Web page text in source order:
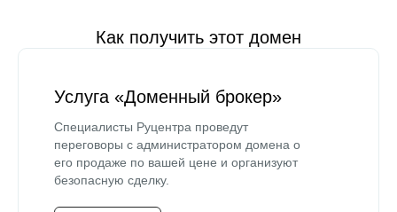
Как получить этот домен
Услуга «Доменный брокер»
Специалисты Руцентра проведут
переговоры с администратором домена о
его продаже по вашей цене и организуют
безопасную сделку.